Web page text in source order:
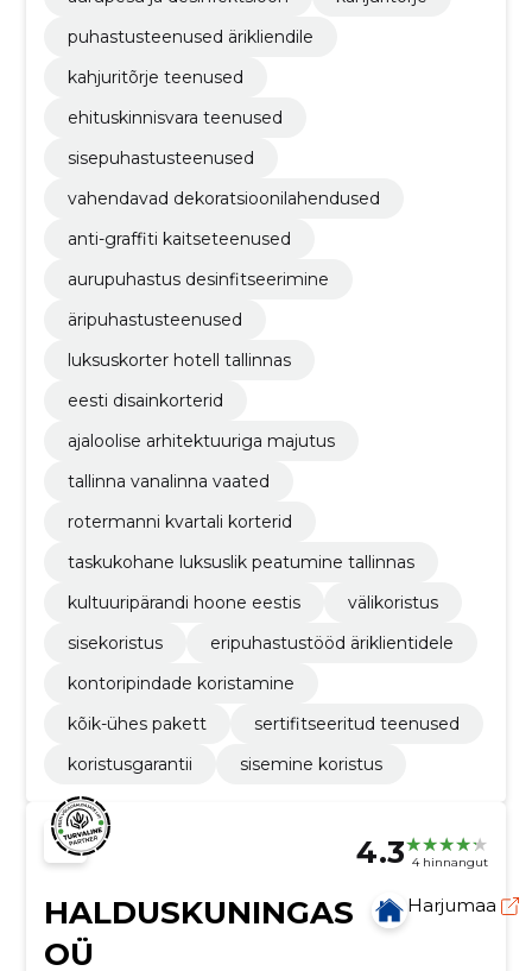
puhastusteenused ärikliendile
kahjuritõrje teenused
ehituskinnisvara teenused
sisepuhastusteenused
vahendavad dekoratsioonilahendused
anti-graffiti kaitseteenused
aurupuhastus desinfitseerimine
äripuhastusteenused
luksuskorter hotell tallinnas
eesti disainkorterid
ajaloolise arhitektuuriga majutus
tallinna vanalinna vaated
rotermanni kvartali korterid
taskukohane luksuslik peatumine tallinnas
kultuuripärandi hoone eestis
välikoristus
sisekoristus
eripuhastustööd äriklientidele
kontoripindade koristamine
kõik-ühes pakett
sertifitseeritud teenused
koristusgarantii
sisemine koristus
4.3 4 hinnangut
HALDUSKUNINGAS
OÜ
Harjumaa